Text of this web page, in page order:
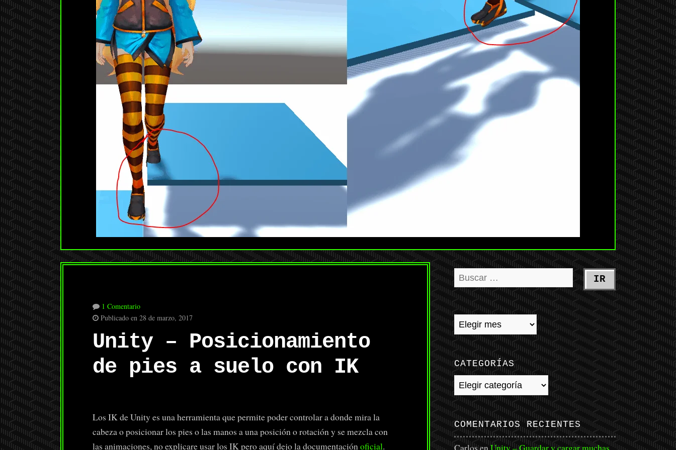
1 Comentario
Publicado en 28 de marzo, 2017
Unity – Posicionamiento
de pies a suelo con IK
Los IK de Unity es una herramienta que permite poder controlar a donde mira la
cabeza o posicionar los pies o las manos a una posición o rotación y se mezcla con
las animaciones, no explicare usar los IK pero aquí dejo la documentaciónoficial.
CATEGORÍAS
Categorías
COMENTARIOS RECIENTES
CarlosenUnity – Guardar y cargar muchas